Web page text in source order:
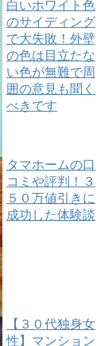
白いホワイト色
のサイディング
で大失敗！外壁
の色は目立たな
い色が無難で周
囲の意見も聞く
べきです
タマホームの口
コミや評判！３
５０万値引きに
成功した体験談
【３０代独身女
性】マンション